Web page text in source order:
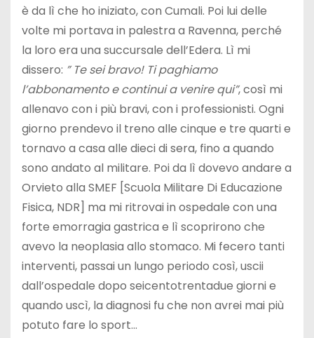
è da lì che ho iniziato, con Cumali. Poi lui delle
volte mi portava in palestra a Ravenna, perché
la loro era una succursale dell’Edera. Lì mi
dissero: ” Te sei bravo! Ti paghiamo
l’abbonamento e continui a venire qui”, così mi
allenavo con i più bravi, con i professionisti. Ogni
giorno prendevo il treno alle cinque e tre quarti e
tornavo a casa alle dieci di sera, fino a quando
sono andato al militare. Poi da lì dovevo andare a
Orvieto alla SMEF [Scuola Militare Di Educazione
Fisica, NDR] ma mi ritrovai in ospedale con una
forte emorragia gastrica e lì scoprirono che
avevo la neoplasia allo stomaco. Mi fecero tanti
interventi, passai un lungo periodo così, uscii
dall’ospedale dopo seicentotrentadue giorni e
quando uscì, la diagnosi fu che non avrei mai più
potuto fare lo sport…